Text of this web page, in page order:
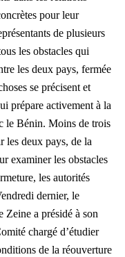
pour leur
de plusieurs
les obstacles qui
les deux pays, fermée
se précisent et
prépare activement à la
le Bénin. Moins de trois
les deux pays, de la
examiner les obstacles
les autorités
dernier, le
a présidé à son
chargé d’étudier
de la réouverture